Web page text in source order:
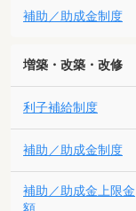
補助／助成金制度
増築・改築・改修
利子補給制度
補助／助成金制度
補助／助成金上限金